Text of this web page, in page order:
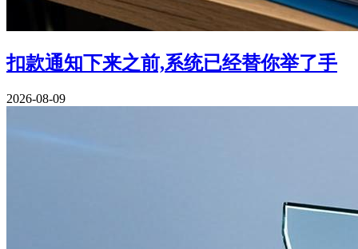
扣款通知下来之前,系统已经替你举了手
2026-08-09